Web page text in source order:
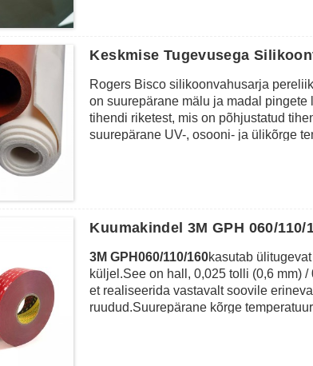
funktsioonina, samuti isegi
Keskmise Tugevusega
Rogers Bisco silikoonvahusarja
on suurepärane mälu ja madal
tihendi riketest, mis on põhjustatud
suurepärane UV-, osooni- ja ülikõrge
suurusega.HT-800 silikoonvahtu
polsterdamiseks, löökide
Kuumakindel 3M GPH 060/
3M GPH060/110/160kasutab
küljel.See on hall, 0,025 tolli (0,6 mm)
et realiseerida vastavalt soovile
ruudud.Suurepärane kõrge
mahakoorimisel.See on spetsiaalselt